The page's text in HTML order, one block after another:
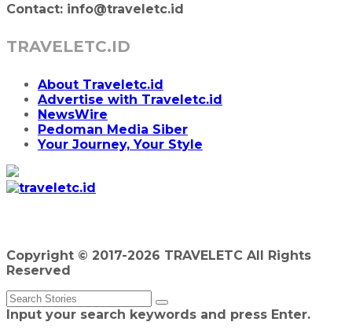
Contact: info@traveletc.id
TRAVELETC.ID
About Traveletc.id
Advertise with Traveletc.id
NewsWire
Pedoman Media Siber
Your Journey, Your Style
Copyright © 2017-2026 TRAVELETC All Rights
Reserved
Input your search keywords and press Enter.